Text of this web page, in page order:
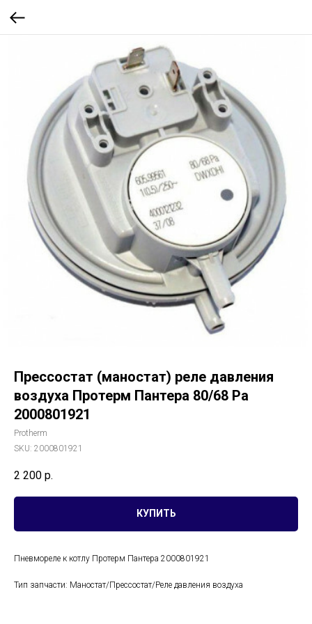
Прессостат (маностат) реле давления
воздуха Протерм Пантера 80/68 Pa
2000801921
Protherm
SKU: 2000801921
2 200 р.
КУПИТЬ
Пневмореле к котлу Протерм Пантера 2000801921
Тип запчасти: Маностат/Прессостат/Реле давления воздуха